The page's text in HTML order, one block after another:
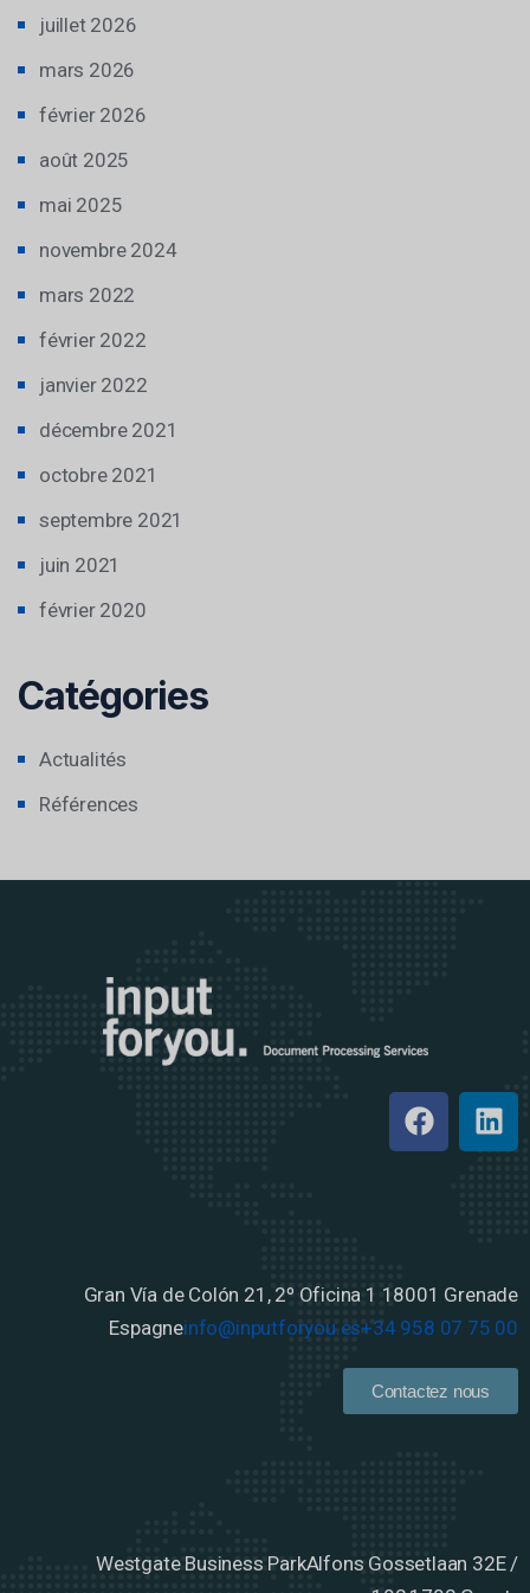
juillet 2026
mars 2026
février 2026
août 2025
mai 2025
novembre 2024
mars 2022
février 2022
janvier 2022
décembre 2021
octobre 2021
septembre 2021
juin 2021
février 2020
Catégories
Actualités
Références
Gran Vía de Colón 21, 2º Oficina 1 18001 Grenade
Espagneinfo@inputforyou.es+34 958 07 75 00
Contactez nous
Westgate Business ParkAlfons Gossetlaan 32E /